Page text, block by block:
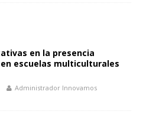
en la presencia
escuelas multiculturales
Administrador Innovamos